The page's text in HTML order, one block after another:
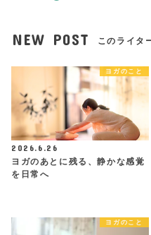
NEW POST このライタ
ヨガのこと
2026.6.26
ヨガのあとに残る、静かな感覚
を日常へ
ヨガのこと